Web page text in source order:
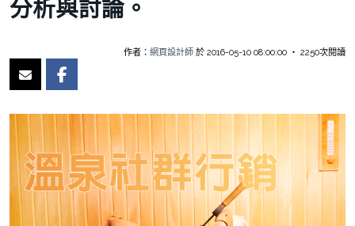
分析與討論。
作者： 網頁設計師 於 2016-05-10 08:00:00 ‧ 2250次閱讀